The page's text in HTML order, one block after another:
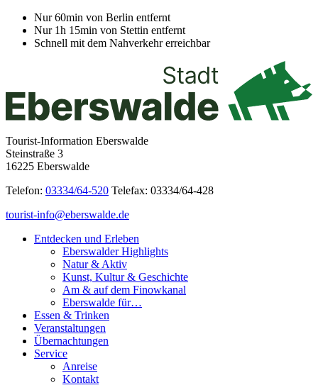
Nur 60min von Berlin entfernt
Nur 1h 15min von Stettin entfernt
Schnell mit dem Nahverkehr erreichbar
Tourist-Information Eberswalde
Steinstraße 3
16225 Eberswalde
Telefon: 03334/64-520 Telefax: 03334/64-428
tourist-info@eberswalde.de
Entdecken und Erleben
Eberswalder Highlights
Natur & Aktiv
Kunst, Kultur & Geschichte
Am & auf dem Finowkanal
Eberswalde für…
Essen & Trinken
Veranstaltungen
Übernachtungen
Service
Anreise
Kontakt